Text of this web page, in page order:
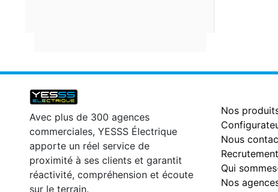
Avec plus de 300 agences
commerciales, YESSS Électrique
apporte un réel service de
proximité à ses clients et garantit
réactivité, compréhension et écoute
sur le terrain.
Nos
Nous
Recrutement
Qui
Nos